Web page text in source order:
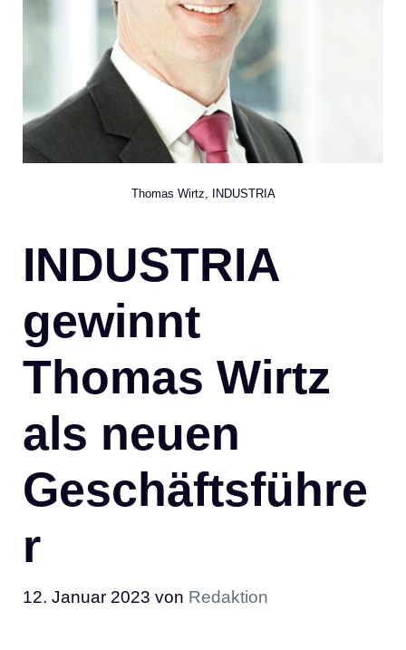
Thomas Wirtz, INDUSTRIA
INDUSTRIA
gewinnt
Thomas Wirtz
als neuen
Geschäftsführe
r
12. Januar 2023 von Redaktion